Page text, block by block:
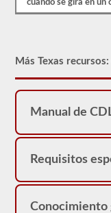
leer
autobús
manual
conductores
2026
CDL
asegurarse
tener
cuando se gira en un
Más Texas recursos:
Manual de
Requisitos
Conocimiento